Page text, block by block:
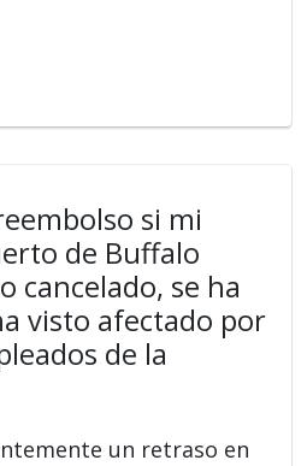
si mi
de Buffalo
cancelado, se ha
visto afectado por
de la
un retraso en